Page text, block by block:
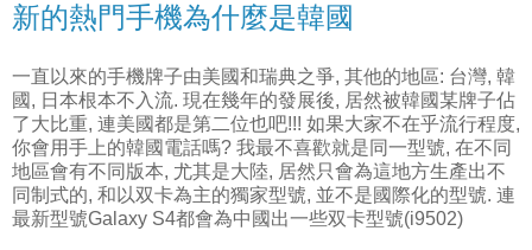
新的熱門手機為什麼是韓國
一直以來的手機牌子由美國和瑞典之爭, 其他的地區: 台灣, 韓
國, 日本根本不入流. 現在幾年的發展後, 居然被韓國某牌子佔
了大比重, 連美國都是第二位也吧!!! 如果大家不在乎流行程度,
你會用手上的韓國電話嗎? 我最不喜歡就是同一型號, 在不同
地區會有不同版本, 尤其是大陸, 居然只會為這地方生產出不
同制式的, 和以双卡為主的獨家型號, 並不是國際化的型號. 連
最新型號Galaxy S4都會為中國出一些双卡型號(i9502)